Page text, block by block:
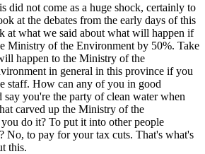
did not come as a huge shock, certainly to
at the debates from the early days of this
at what we said about what will happen if
Ministry of the Environment by 50%. Take
happen to the Ministry of the
in general in this province if you
staff. How can any of you in good
say you're the party of clean water when
carved up the Ministry of the
do it? To put it into other people
No, to pay for your tax cuts. That's what's
this.